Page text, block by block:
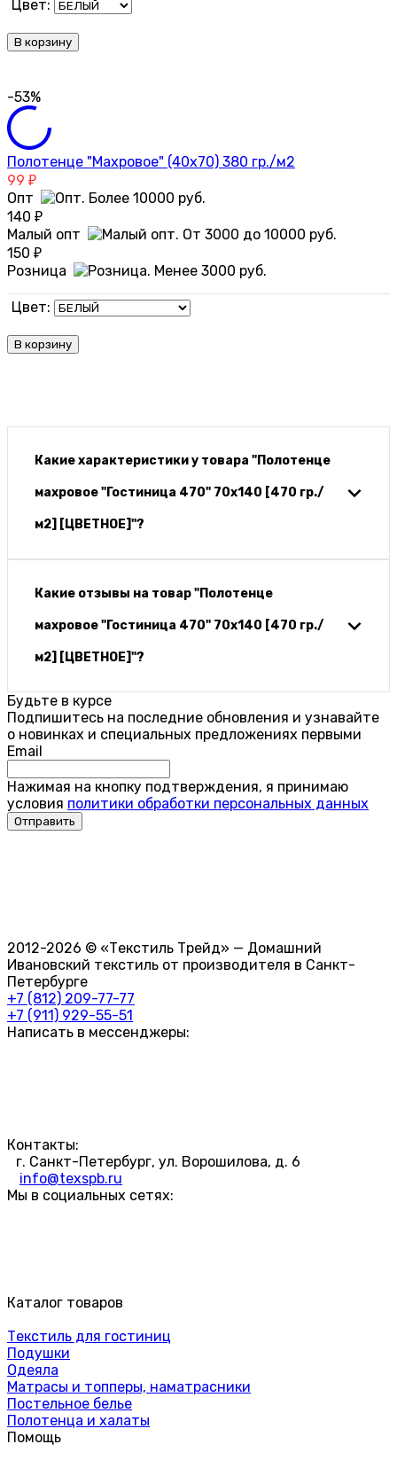
Цвет:
В корзину
-53%
Полотенце "Махровое" (40х70) 380 гр./м2
99 ₽
Опт
140 ₽
Малый опт
150 ₽
Розница
Цвет:
В корзину
Какие характеристики у товара "Полотенце
махровое "Гостиница 470" 70х140 [470 гр./
м2] [ЦВЕТНОЕ]"?
Какие отзывы на товар "Полотенце
махровое "Гостиница 470" 70х140 [470 гр./
м2] [ЦВЕТНОЕ]"?
Будьте в курсе
Подпишитесь на последние обновления и узнавайте
о новинках и специальных предложениях первыми
Email
Нажимая на кнопку подтверждения, я принимаю
условия политики обработки персональных данных
2012-2026 © «Текстиль Трейд» — Домашний
Ивановский текстиль от производителя в Санкт-
Петербурге
+7 (812) 209-77-77
+7 (911) 929-55-51
Написать в мессенджеры:
Контакты:
г. Санкт-Петербург, ул. Ворошилова, д. 6
info@texspb.ru
Мы в социальных сетях:
Каталог товаров
Текстиль для гостиниц
Подушки
Одеяла
Матрасы и топперы, наматрасники
Постельное белье
Полотенца и халаты
Помощь